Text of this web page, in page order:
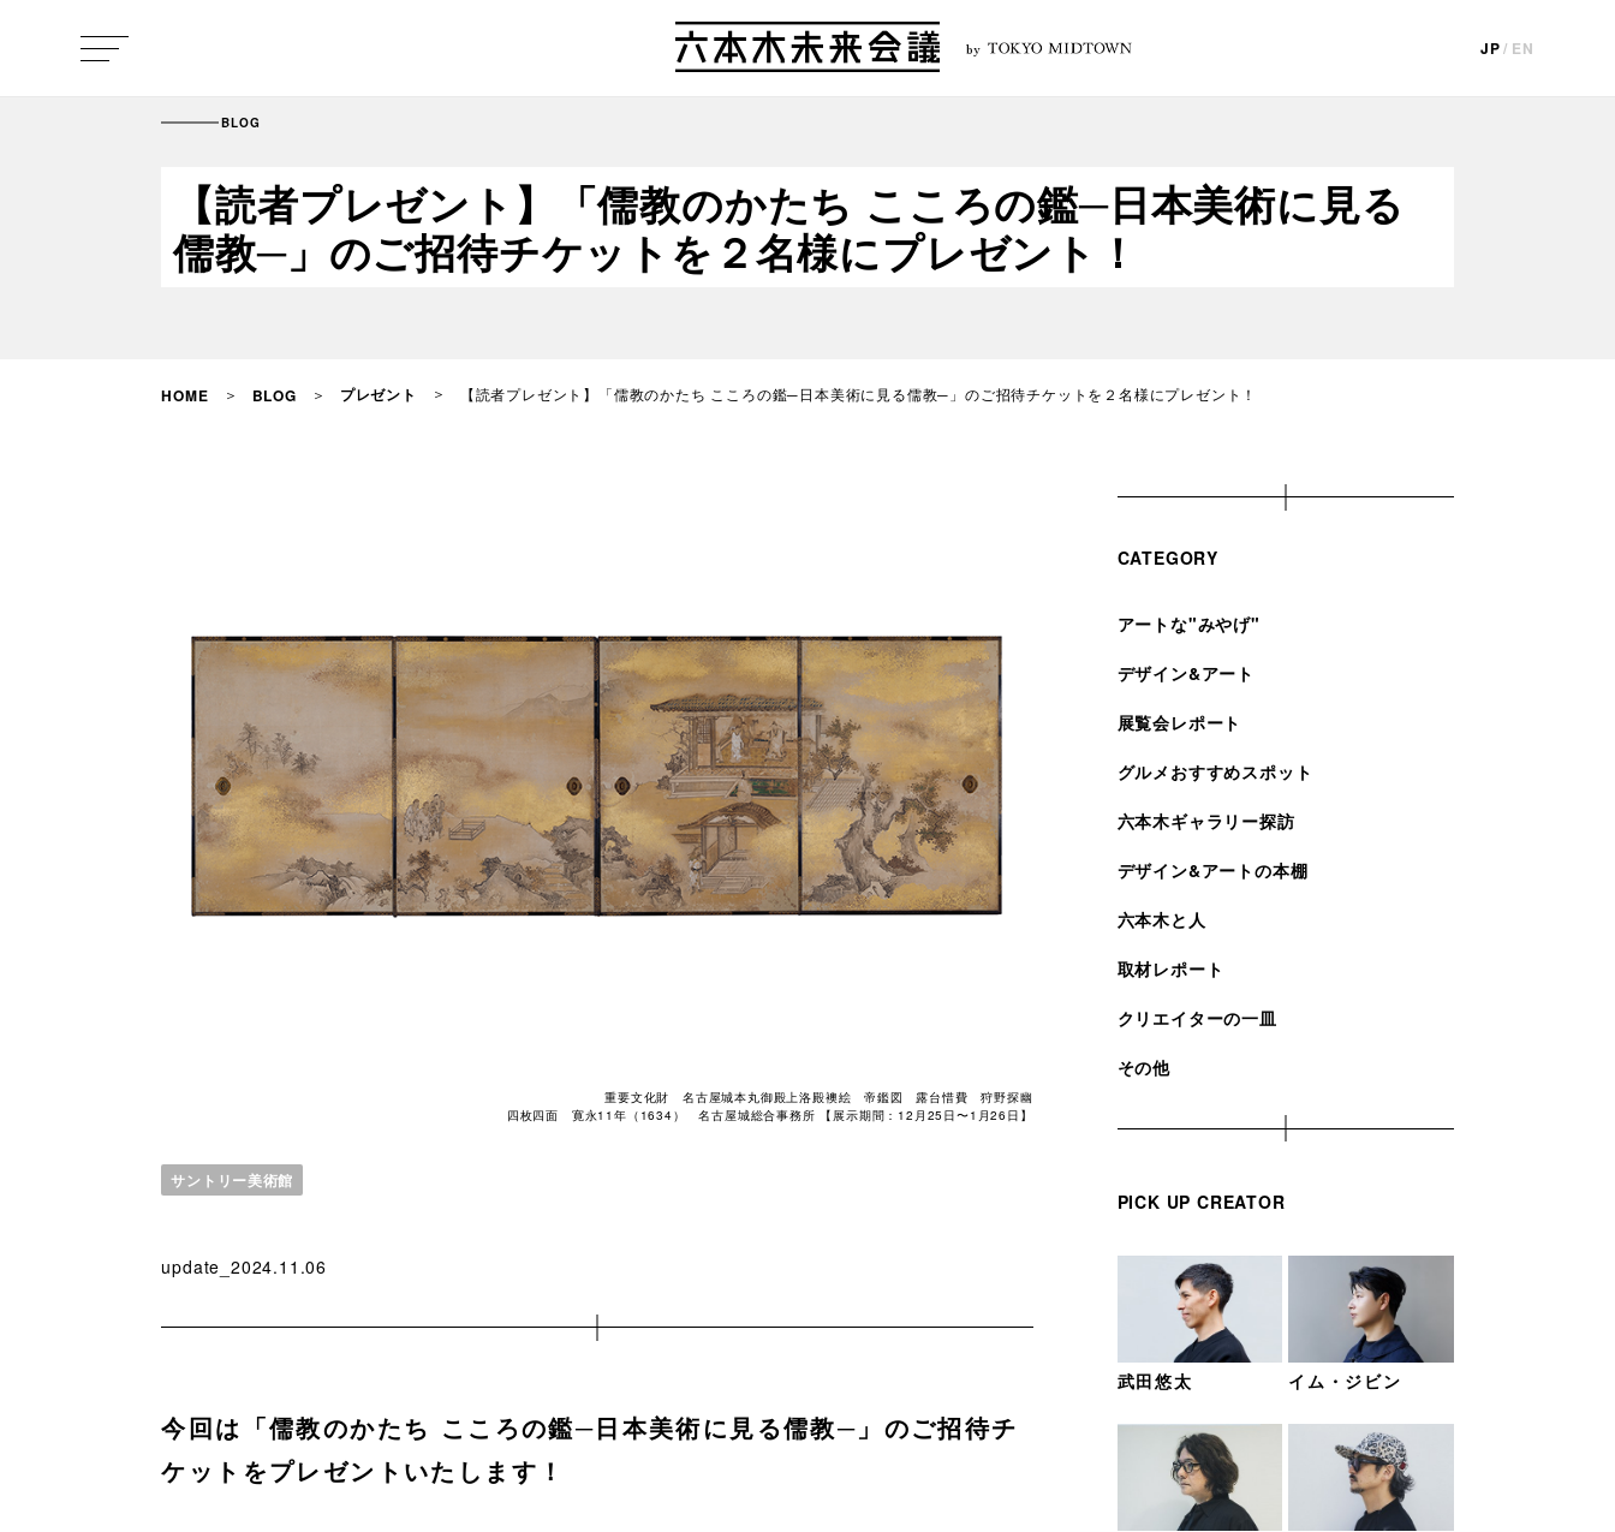
by JP/ EN
BLOG
【読者プレゼント】「儒教のかたち こころの鑑─日本美術に見る
儒教─」のご招待チケットを２名様にプレゼント！
HOME BLOG プレゼント 【読者プレゼント】「儒教のかたち こころの鑑─日本美術に見る儒教─」のご招待チケットを２名様にプレゼント！
重要文化財 名古屋城本丸御殿上洛殿襖絵 帝鑑図 露台惜費 狩野探幽
四枚四面 寛永11年（1634） 名古屋城総合事務所 【展示期間：12月25日〜1月26日】
サントリー美術館
update_2024.11.06
今回は「儒教のかたち こころの鑑─日本美術に見る儒教─」のご招待チ
ケットをプレゼントいたします！
CATEGORY
アートな"みやげ"
デザイン&アート
展覧会レポート
グルメおすすめスポット
六本木ギャラリー探訪
デザイン&アートの本棚
六本木と人
取材レポート
クリエイターの一皿
その他
PICK UP CREATOR
武田悠太 イム・ジビン